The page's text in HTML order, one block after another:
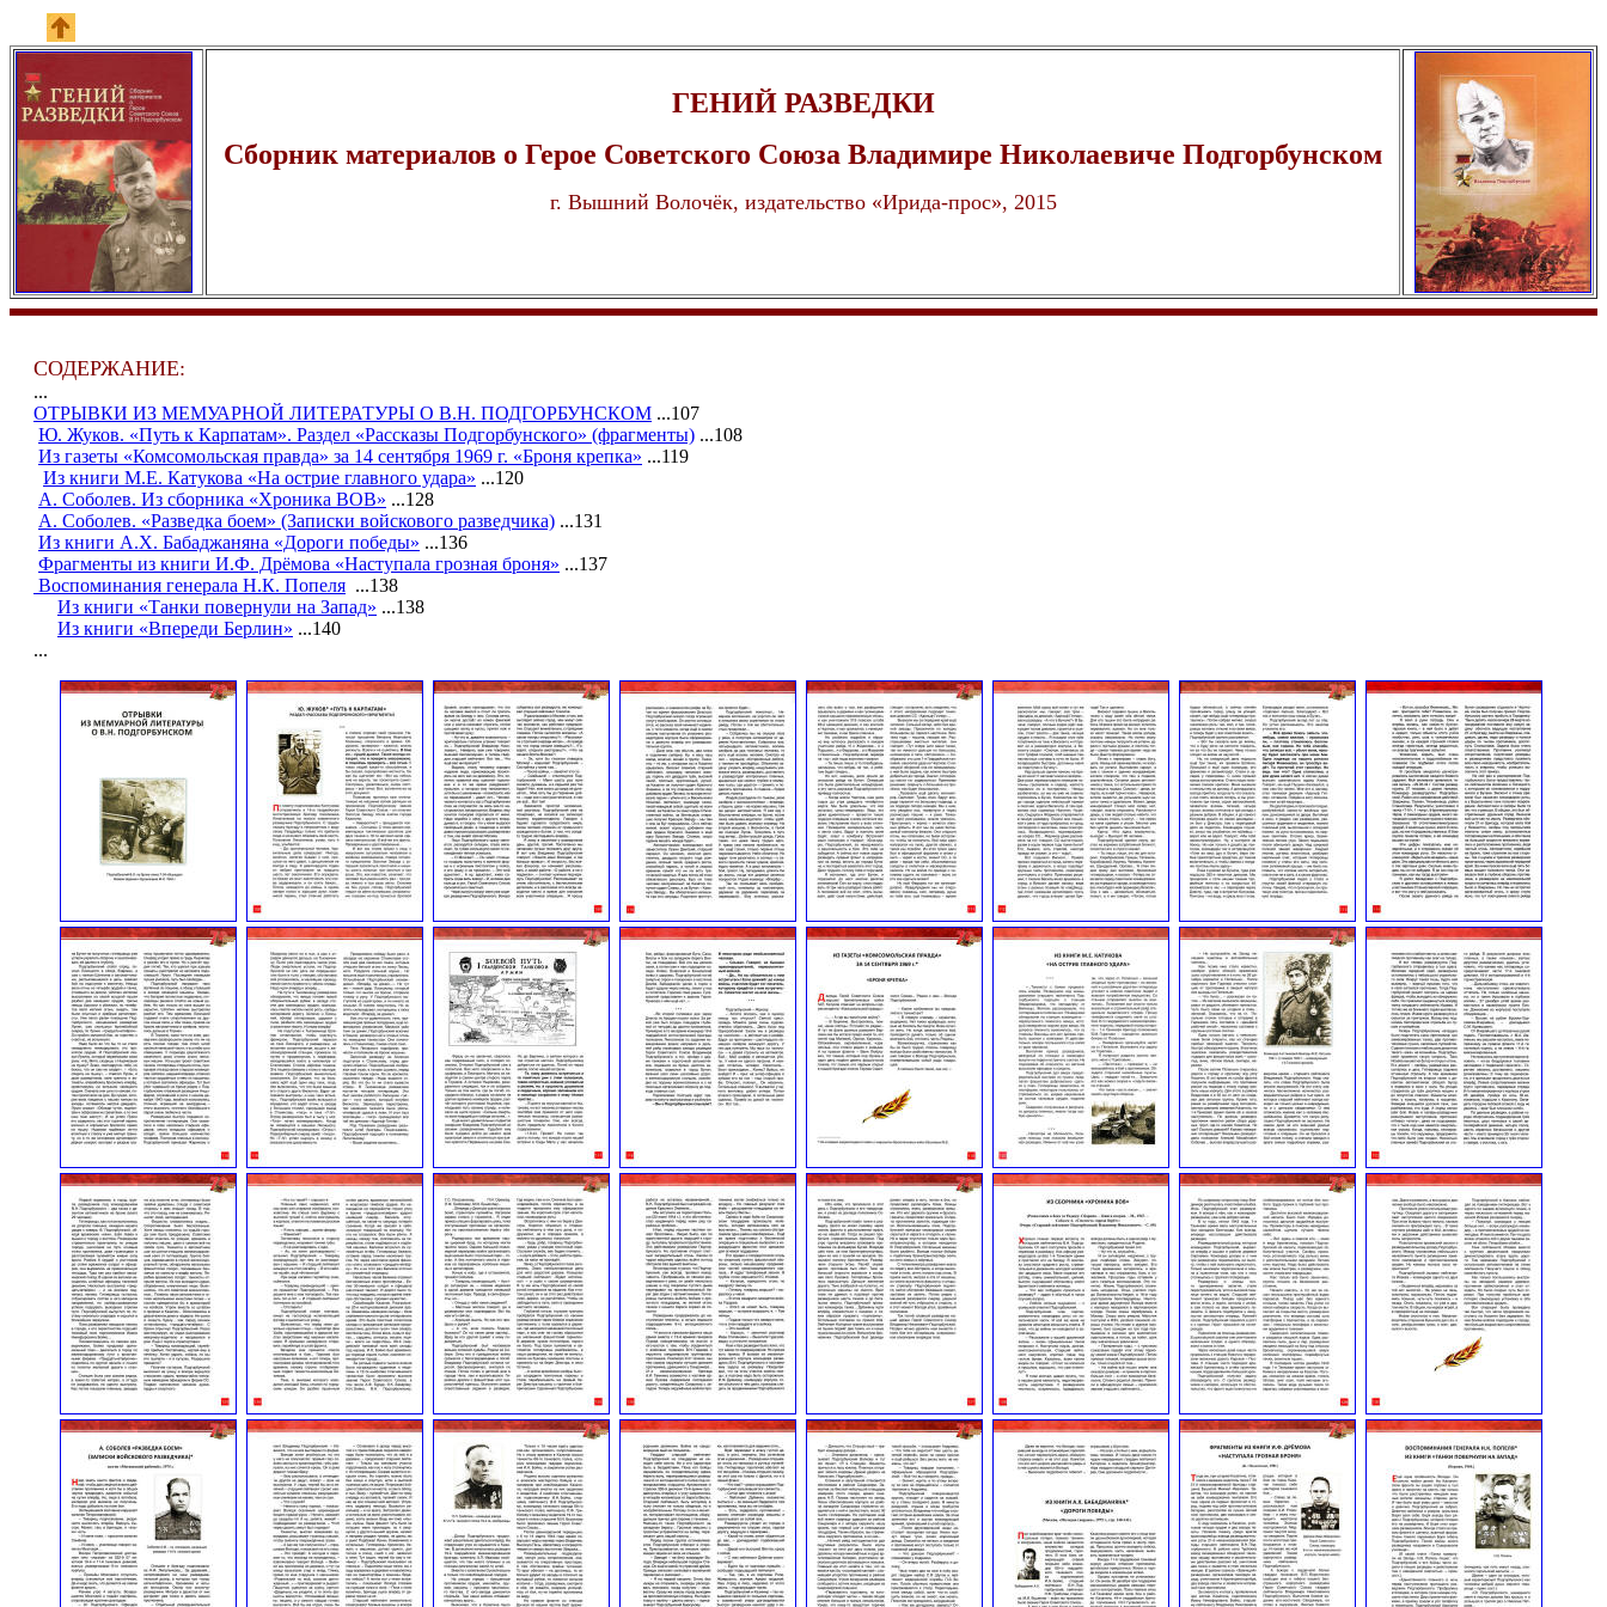
ГЕНИЙ РАЗВЕДКИ
Сборник материалов о Герое Советского Союза Владимире Николаевиче Подгорбунском
г. Вышний Волочёк, издательство «Ирида-прос», 2015
СОДЕРЖАНИЕ:
...
ОТРЫВКИ ИЗ МЕМУАРНОЙ ЛИТЕРАТУРЫ О В.Н. ПОДГОРБУНСКОМ ...107
Ю. Жуков. «Путь к Карпатам». Раздел «Рассказы Подгорбунского» (фрагменты) ...108
Из газеты «Комсомольская правда» за 14 сентября 1969 г. «Броня крепка» ...119
Из книги М.Е. Катукова «На острие главного удара» ...120
А. Соболев. Из сборника «Хроника ВОВ» ...128
А. Соболев. «Разведка боем» (Записки войскового разведчика) ...131
Из книги А.Х. Бабаджаняна «Дороги победы» ...136
Фрагменты из книги И.Ф. Дрёмова «Наступала грозная броня» ...137
Воспоминания генерала Н.К. Попеля ...138
Из книги «Танки повернули на Запад» ...138
Из книги «Впереди Берлин» ...140
...